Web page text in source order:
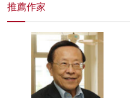
推薦作家